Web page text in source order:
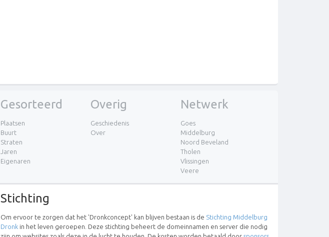
Gesorteerd
Plaatsen
Buurt
Straten
Jaren
Eigenaren
Overig
Geschiedenis
Over
Netwerk
Goes
Middelburg
Noord Beveland
Tholen
Vlissingen
Veere
Stichting
Om ervoor te zorgen dat het 'Dronkconcept' kan blijven bestaan is de Stichting Middelburg
Dronk in het leven geroepen. Deze stichting beheert de domeinnamen en server die nodig